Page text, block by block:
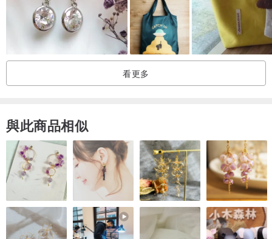
看更多
與此商品相似